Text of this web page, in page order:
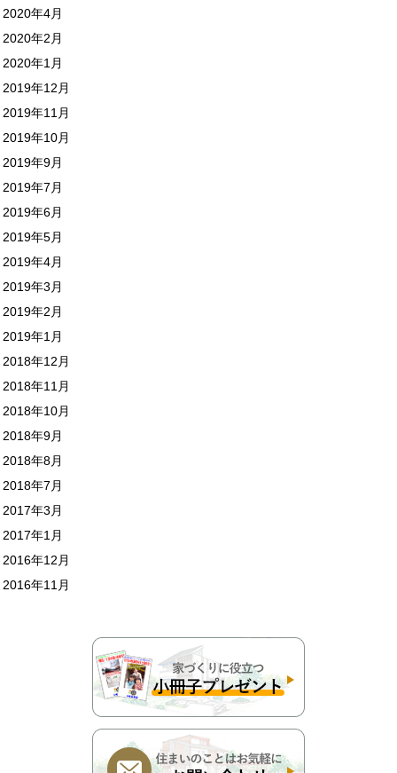
2020年4月
2020年2月
2020年1月
2019年12月
2019年11月
2019年10月
2019年9月
2019年7月
2019年6月
2019年5月
2019年4月
2019年3月
2019年2月
2019年1月
2018年12月
2018年11月
2018年10月
2018年9月
2018年8月
2018年7月
2017年3月
2017年1月
2016年12月
2016年11月